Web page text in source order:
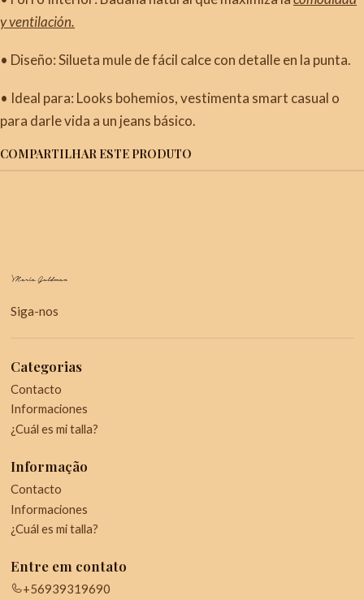
y ventilación.
• Diseño: Silueta mule de fácil calce con detalle en la punta.
• Ideal para: Looks bohemios, vestimenta smart casual o
para darle vida a un jeans básico.
COMPARTILHAR ESTE PRODUTO
Siga-nos
Categorias
Contacto
Informaciones
¿Cuál es mi talla?
Informação
Contacto
Informaciones
¿Cuál es mi talla?
Entre em contato
+56939319690